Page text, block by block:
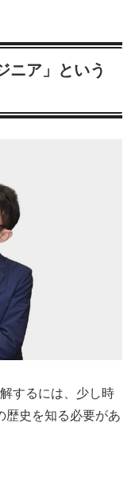
ニア」という
するには、少し時
歴史を知る必要があ